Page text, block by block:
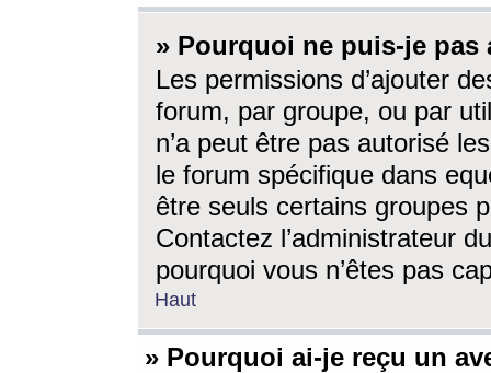
» Pourquoi ne puis-je
Les permissions d’ajouter
forum, par groupe, ou par
n’a peut être pas autorisé
le forum spécifique dans
être seuls certains groupes
Contactez l’administrateur
pourquoi vous n’êtes pas
Haut
» Pourquoi ai-je reçu un